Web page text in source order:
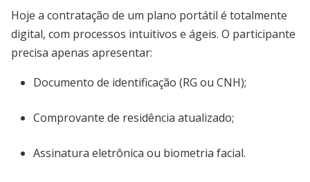
Hoje a contratação de um plano portátil é totalmente
digital, com processos intuitivos e ágeis. O participante
precisa apenas apresentar:
Documento de identificação (RG ou CNH);
Comprovante de residência atualizado;
Assinatura eletrônica ou biometria facial.